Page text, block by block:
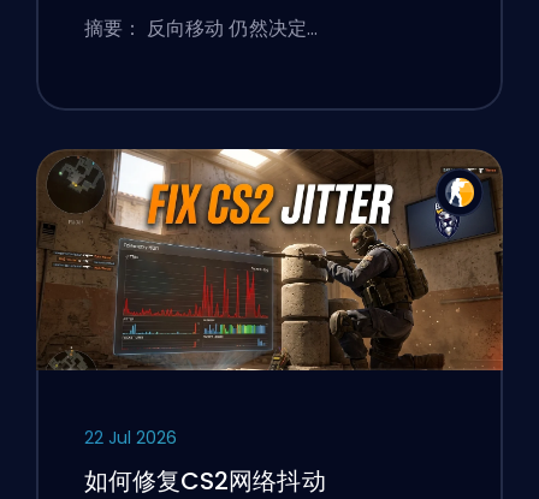
摘要： 反向移动 仍然决定…
22 Jul 2026
如何修复CS2网络抖动